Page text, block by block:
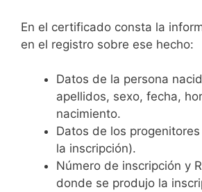
En el certificado consta la
en el registro sobre ese hecho:
Datos de la persona
apellidos, sexo, fecha,
nacimiento.
Datos de los
la inscripción).
Número de inscripción y
donde se produjo la